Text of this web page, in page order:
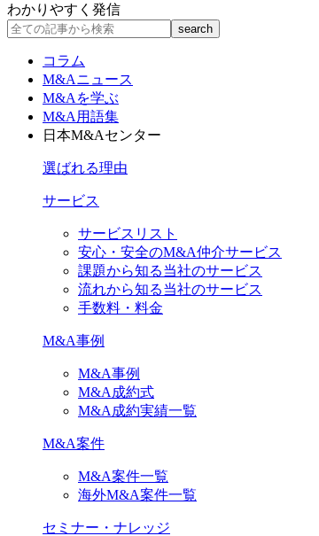
わかりやすく発信
コラム
M&Aニュース
M&Aを学ぶ
M&A用語集
日本M&Aセンター
選ばれる理由
サービス
サービスリスト
安心・安全のM&A仲介サービス
課題から知る当社のサービス
流れから知る当社のサービス
手数料・料金
M&A事例
M&A事例
M&A成約式
M&A成約実績一覧
M&A案件
M&A案件一覧
海外M&A案件一覧
セミナー・ナレッジ